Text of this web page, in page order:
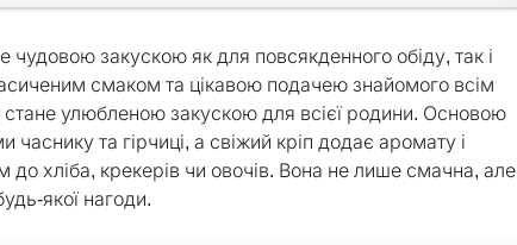
чудовою закускою як для повсякденного обіду, так і
смаком та цікавою подачею знайомого всім
улюбленою закускою для всієї родини. Основою
та гірчиці, а свіжий кріп додає аромату і
до хліба, крекерів чи овочів. Вона не лише смачна, але
якої нагоди.